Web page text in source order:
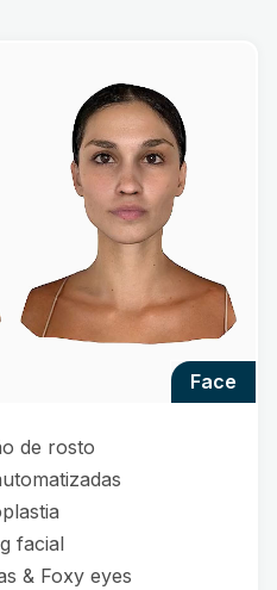
face
de rosto
facial
& Foxy eyes